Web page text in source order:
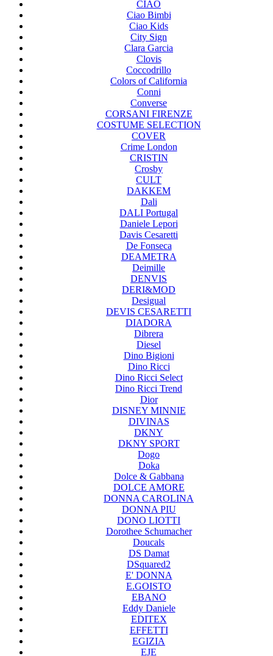
CIAO
Ciao Bimbi
Ciao Kids
City Sign
Clara Garcia
Clovis
Coccodrillo
Colors of California
Conni
Converse
CORSANI FIRENZE
COSTUME SELECTION
COVER
Crime London
CRISTIN
Crosby
CULT
DAKKEM
Dali
DALI Portugal
Daniele Lepori
Davis Cesaretti
De Fonseca
DEAMETRA
Deimille
DENVIS
DERI&MOD
Desigual
DEVIS CESARETTI
DIADORA
Dibrera
Diesel
Dino Bigioni
Dino Ricci
Dino Ricci Select
Dino Ricci Trend
Dior
DISNEY MINNIE
DIVINAS
DKNY
DKNY SPORT
Dogo
Doka
Dolce & Gabbana
DOLCE AMORE
DONNA CAROLINA
DONNA PIU
DONO LIOTTI
Dorothee Schumacher
Doucals
DS Damat
DSquared2
E' DONNA
E.GOISTO
EBANO
Eddy Daniele
EDITEX
EFFETTI
EGIZIA
EJE